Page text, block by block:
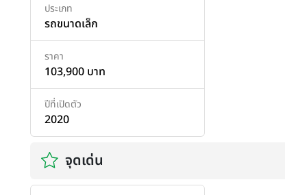
ประเภท
รถขนาดเล็ก
ราคา
103,900 บาท
ปีที่เปิดตัว
2020
จุดเด่น